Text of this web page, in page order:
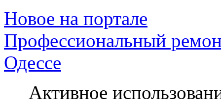
Новое на портале
Профессиональный
Одессе
Активное